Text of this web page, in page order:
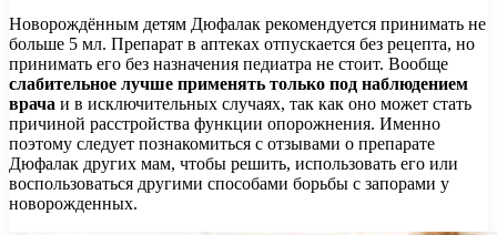
Новорождённым детям Дюфалак рекомендуется принимать не
больше 5 мл. Препарат в аптеках отпускается без рецепта, но
принимать его без назначения педиатра не стоит. Вообще
слабительное лучше применять только под наблюдением
врача и в исключительных случаях, так как оно может стать
причиной расстройства функции опорожнения. Именно
поэтому следует познакомиться с отзывами о препарате
Дюфалак других мам, чтобы решить, использовать его или
воспользоваться другими способами борьбы с запорами у
новорожденных.